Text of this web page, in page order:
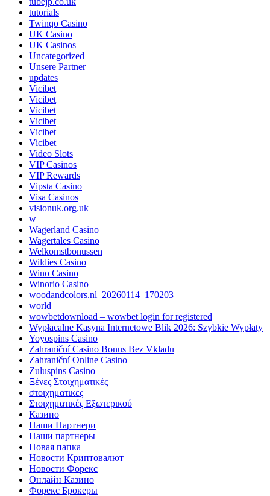
tutorials
Twinqo Casino
UK Casino
UK Casinos
Uncategorized
Unsere Partner
updates
Vicibet
Vicibet
Vicibet
Vicibet
Vicibet
Vicibet
Video Slots
VIP Casinos
VIP Rewards
Vipsta Casino
Visa Casinos
visionuk.org.uk
w
Wagerland Casino
Wagertales Casino
Welkomstbonussen
Wildies Casino
Wino Casino
Winorio Casino
woodandcolors.nl_20260114_170203
world
wowbetdownload – wowbet login for registered
Wypłacalne Kasyna Internetowe Blik 2026: Szybkie Wypłaty
Yoyospins Casino
Zahraniční Casino Bonus Bez Vkladu
Zahraniční Online Casino
Zuluspins Casino
Ξένες Στοιχηματικές
στοιχηματικες
Στοιχηματικές Εξωτερικού
Казино
Наши Партнери
Наши партнеры
Новая папка
Новости Криптовалют
Новости Форекс
Онлайн Казино
Форекс Брокеры